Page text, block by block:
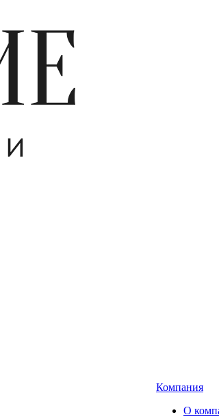
Компания
О